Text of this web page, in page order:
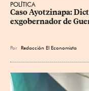
POLÍTICA
Caso Ayotzinapa:
exgobernador de
Por Redacción El Economista